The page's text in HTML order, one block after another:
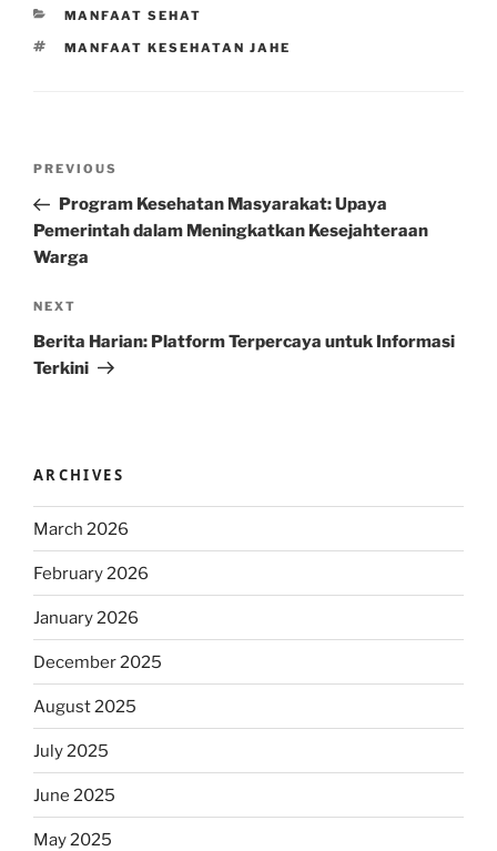
CATEGORIES
MANFAAT SEHAT
TAGS
MANFAAT KESEHATAN JAHE
Previous
Post
PREVIOUS
Program Kesehatan Masyarakat: Upaya
Pemerintah dalam Meningkatkan Kesejahteraan
Warga
Next
Post
NEXT
Berita Harian: Platform Terpercaya untuk Informasi
Terkini
ARCHIVES
March 2026
February 2026
January 2026
December 2025
August 2025
July 2025
June 2025
May 2025